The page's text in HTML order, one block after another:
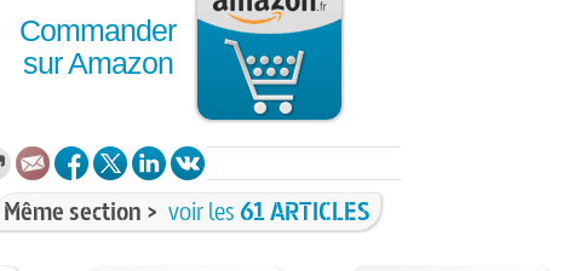
Commander
sur Amazon
Même section > voir les61 ARTICLES